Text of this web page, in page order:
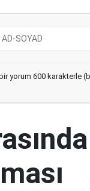
yorum 600 karakterle